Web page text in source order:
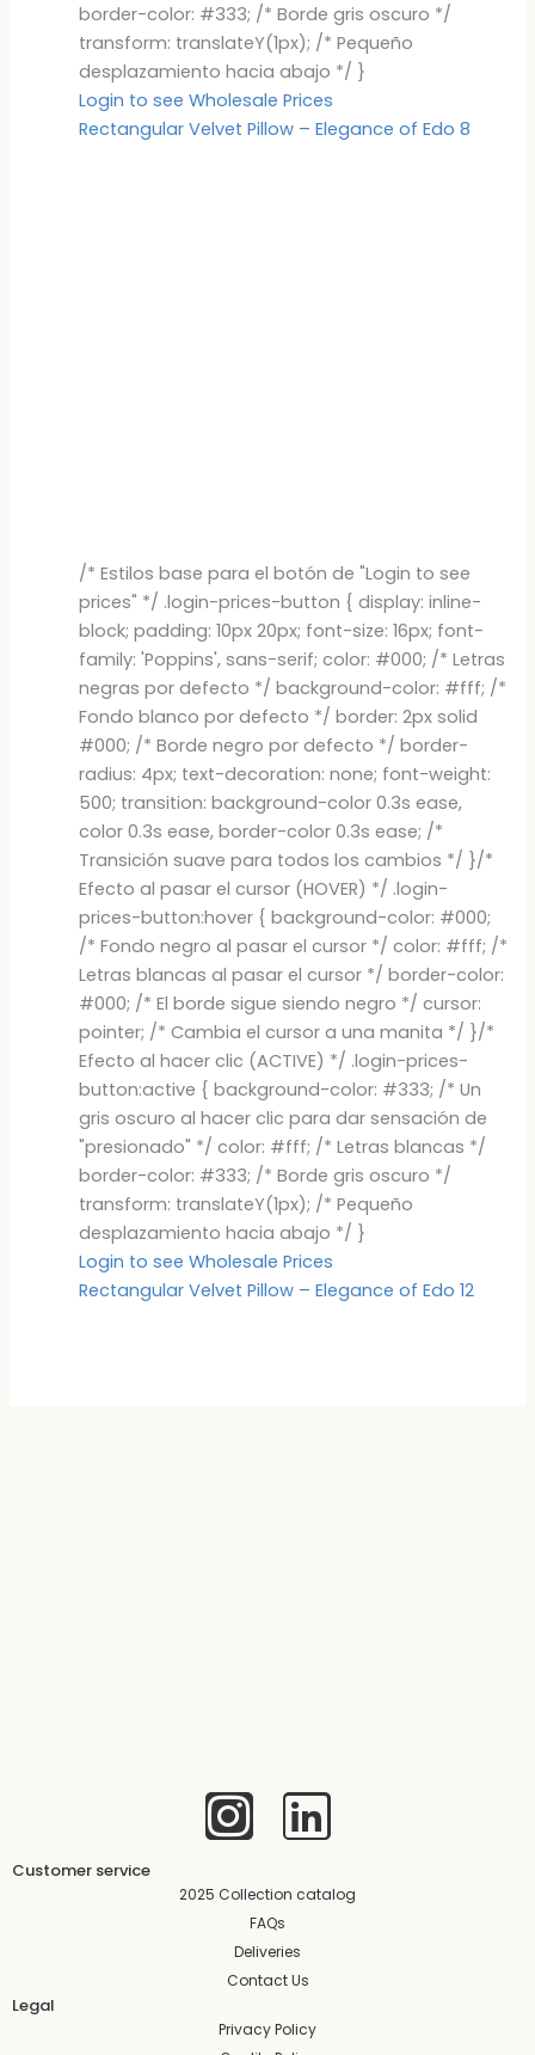
border-color: #333; /* Borde gris oscuro */
transform: translateY(1px); /* Pequeño
desplazamiento hacia abajo */ }
Login to see Wholesale Prices
Rectangular Velvet Pillow – Elegance of Edo 8
/* Estilos base para el botón de "Login to see
prices" */ .login-prices-button { display: inline-
block; padding: 10px 20px; font-size: 16px; font-
family: 'Poppins', sans-serif; color: #000; /* Letras
negras por defecto */ background-color: #fff; /*
Fondo blanco por defecto */ border: 2px solid
#000; /* Borde negro por defecto */ border-
radius: 4px; text-decoration: none; font-weight:
500; transition: background-color 0.3s ease,
color 0.3s ease, border-color 0.3s ease; /*
Transición suave para todos los cambios */ }/*
Efecto al pasar el cursor (HOVER) */ .login-
prices-button:hover { background-color: #000;
/* Fondo negro al pasar el cursor */ color: #fff; /*
Letras blancas al pasar el cursor */ border-color:
#000; /* El borde sigue siendo negro */ cursor:
pointer; /* Cambia el cursor a una manita */ }/*
Efecto al hacer clic (ACTIVE) */ .login-prices-
button:active { background-color: #333; /* Un
gris oscuro al hacer clic para dar sensación de
"presionado" */ color: #fff; /* Letras blancas */
border-color: #333; /* Borde gris oscuro */
transform: translateY(1px); /* Pequeño
desplazamiento hacia abajo */ }
Login to see Wholesale Prices
Rectangular Velvet Pillow – Elegance of Edo 12
I
n
s
t
a
g
L
i
n
e
d
Customer service
2025 Collection catalog
FAQs
Deliveries
Contact Us
Legal
Privacy Policy